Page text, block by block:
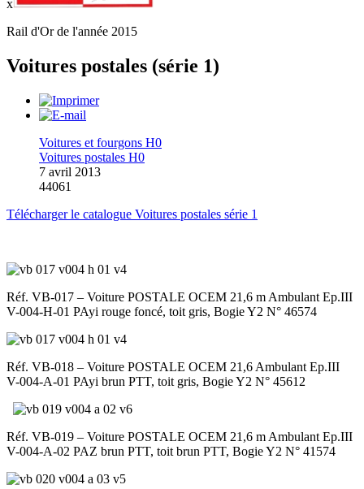
x
Rail d'Or de l'année 2015
Voitures postales (série 1)
Voitures et fourgons H0
Voitures postales H0
7 avril 2013
44061
Télécharger le catalogue Voitures postales série 1
Réf. VB-017 – Voiture POSTALE OCEM 21,6 m Ambulant Ep.III
V-004-H-01 PAyi rouge foncé, toit gris, Bogie Y2 N° 46574
Réf. VB-018 – Voiture POSTALE OCEM 21,6 Ambulant Ep.III
V-004-A-01 PAyi brun PTT, toit gris, Bogie Y2 N° 45612
Réf. VB-019 – Voiture POSTALE OCEM 21,6 m Ambulant Ep.III
V-004-A-02 PAZ brun PTT, toit brun PTT, Bogie Y2 N° 41574